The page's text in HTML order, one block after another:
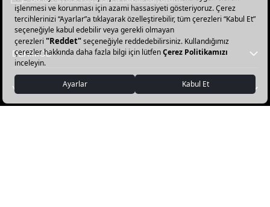
abone
olun!
DERİMOD
YARDIM